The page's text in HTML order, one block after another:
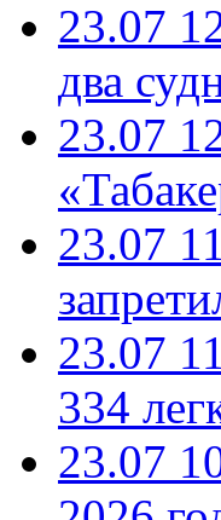
23.07
два
23.07
23.07
23.07
334
23.07